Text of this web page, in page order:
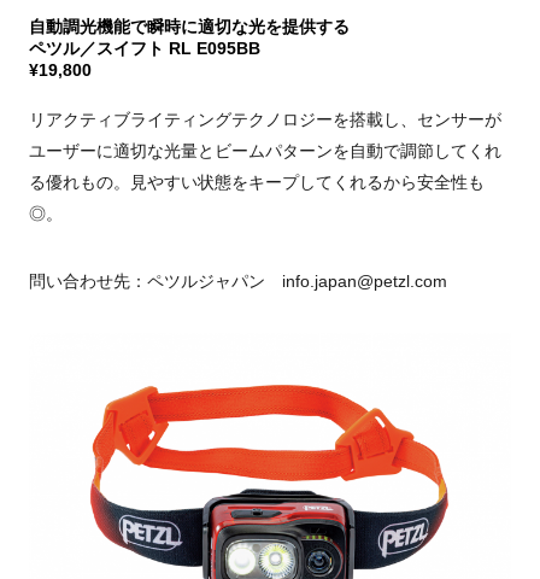
自動調光機能で瞬時に適切な光を提供する
ペツル／スイフト RL E095BB
¥19,800
リアクティブライティングテクノロジーを搭載し、センサーが
ユーザーに適切な光量とビームパターンを自動で調節してくれ
る優れもの。見やすい状態をキープしてくれるから安全性も
◎。
問い合わせ先：ペツルジャパン info.japan@petzl.com